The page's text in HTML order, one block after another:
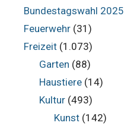
Bundestagswahl 2025
Feuerwehr (31)
Freizeit (1.073)
Garten (88)
Haustiere(14)
Kultur(493)
Kunst (142)